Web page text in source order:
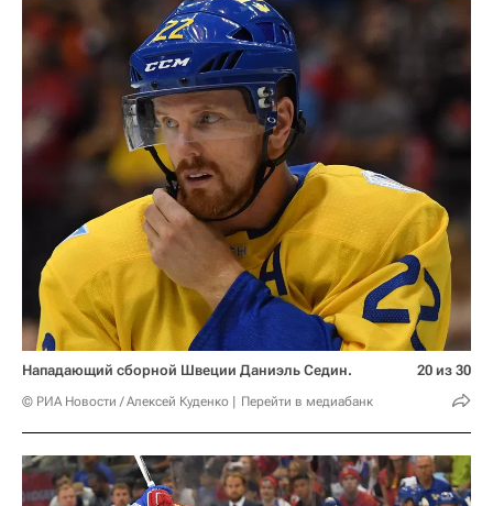
Нападающий сборной Швеции Даниэль Седин.
© РИА Новости / Алексей Куденко Перейти в медиабанк
20 из 30